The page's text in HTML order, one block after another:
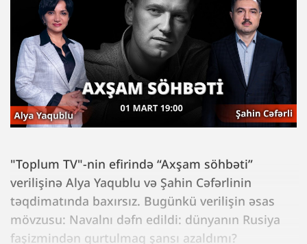
"Toplum TV"-nin efirində “Axşam söhbəti”
verilişinə Alya Yaqublu və Şahin Cəfərlinin
təqdimatında baxırsız. Bugünkü verilişin əsas
mövzusu: Navalnı dəfn edildi: dünyanın Rusiya
faşizmindən qurtulmaq şansı azaldımı?